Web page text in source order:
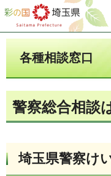
彩の国 埼玉県
各種相談窓口
警察総合相談
埼玉県警察け